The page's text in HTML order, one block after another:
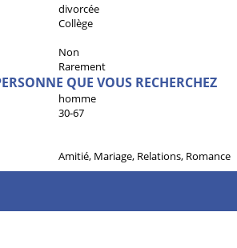
divorcée
Collège
Non
Rarement
QUE VOUS RECHERCHEZ
homme
30-67
Amitié, Mariage, Relations, Romance